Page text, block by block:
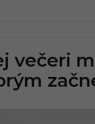
večeri